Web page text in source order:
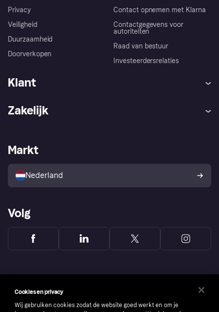
Privacy
Veiligheid
Duurzaamheid
Doorverkopen
Contact opnemen met Klarna
Contactgegevens voor
autoriteiten
Raad van bestuur
Investeerdersrelaties
Klant
Winkeloverzicht
Kopersbescherming voor
consumenten
Zakelijk
Zakelijke login
Markt
Nederland
Volg
Cookies en privacy
Wij gebruiken cookies zodat de website goed werkt en om je